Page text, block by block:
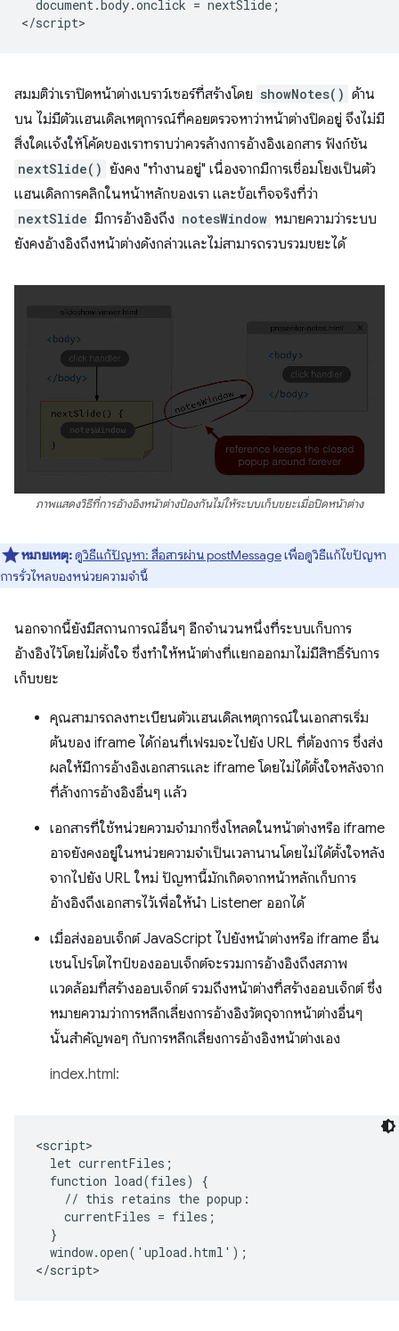
  document.body.onclick = nextSlide;
สมมติว่าเราปิดหน้าต่างเบราว์เซอร์ที่สร้างโดย showNotes() ด้าน
บน ไม่มีตัวแฮนเดิลเหตุการณ์ที่คอยตรวจหาว่าหน้าต่างปิดอยู่ จึงไม่มี
สิ่งใดแจ้งให้โค้ดของเราทราบว่าควรล้างการอ้างอิงเอกสาร ฟังก์ชัน
nextSlide() ยังคง "ทำงานอยู่" เนื่องจากมีการเชื่อมโยงเป็นตัว
แฮนเดิลการคลิกในหน้าหลักของเรา และข้อเท็จจริงที่ว่า
nextSlide มีการอ้างอิงถึง notesWindow หมายความว่าระบบ
ยังคงอ้างอิงถึงหน้าต่างดังกล่าวและไม่สามารถรวบรวมขยะได้
ภาพแสดงวิธีที่การอ้างอิงหน้าต่างป้องกันไม่ให้ระบบเก็บขยะเมื่อปิดหน้าต่าง
หมายเหตุ:ดูวิธีแก้ปัญหา: สื่อสารผ่าน postMessageเพื่อดูวิธีแก้ไขปัญหา
การรั่วไหลของหน่วยความจำนี้
นอกจากนี้ยังมีสถานการณ์อื่นๆ อีกจำนวนหนึ่งที่ระบบเก็บการ
อ้างอิงไว้โดยไม่ตั้งใจ ซึ่งทำให้หน้าต่างที่แยกออกมาไม่มีสิทธิ์รับการ
เก็บขยะ
คุณสามารถลงทะเบียนตัวแฮนเดิลเหตุการณ์ในเอกสารเริ่ม
ต้นของ iframe ได้ก่อนที่เฟรมจะไปยัง URL ที่ต้องการ ซึ่งส่ง
ผลให้มีการอ้างอิงเอกสารและ iframe โดยไม่ได้ตั้งใจหลังจาก
ที่ล้างการอ้างอิงอื่นๆ แล้ว
เอกสารที่ใช้หน่วยความจำมากซึ่งโหลดในหน้าต่างหรือ iframe
อาจยังคงอยู่ในหน่วยความจำเป็นเวลานานโดยไม่ได้ตั้งใจหลัง
จากไปยัง URL ใหม่ ปัญหานี้มักเกิดจากหน้าหลักเก็บการ
อ้างอิงถึงเอกสารไว้เพื่อให้นำ Listener ออกได้
เมื่อส่งออบเจ็กต์ JavaScript ไปยังหน้าต่างหรือ iframe อื่น
เชนโปรโตไทป์ของออบเจ็กต์จะรวมการอ้างอิงถึงสภาพ
แวดล้อมที่สร้างออบเจ็กต์ รวมถึงหน้าต่างที่สร้างออบเจ็กต์ ซึ่ง
หมายความว่าการหลีกเลี่ยงการอ้างอิงวัตถุจากหน้าต่างอื่นๆ
นั้นสำคัญพอๆ กับการหลีกเลี่ยงการอ้างอิงหน้าต่างเอง
index.html:
<script>
  let currentFiles;
  function load(files) {
    // this retains the popup:
    currentFiles = files;
  }
  window.open('upload.html');